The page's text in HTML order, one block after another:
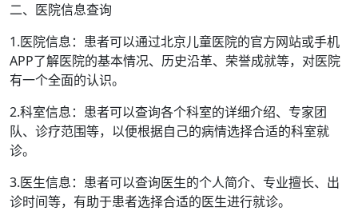
二、医院信息查询
1.医院信息：患者可以通过北京儿童医院的官方网站或手机
APP了解医院的基本情况、历史沿革、荣誉成就等，对医院
有一个全面的认识。
2.科室信息：患者可以查询各个科室的详细介绍、专家团
队、诊疗范围等，以便根据自己的病情选择合适的科室就
诊。
3.医生信息：患者可以查询医生的个人简介、专业擅长、出
诊时间等，有助于患者选择合适的医生进行就诊。